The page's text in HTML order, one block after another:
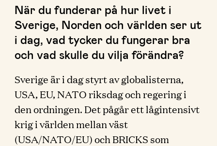
När du funderar på hur livet i
Sverige, Norden och världen ser ut
i dag, vad tycker du fungerar bra
och vad skulle du vilja förändra?
Sverige är i dag styrt av globalisterna,
USA, EU, NATO riksdag och regering i
den ordningen. Det pågår ett lågintensivt
krig i världen mellan väst
(USA/NATO/EU) och BRICKS som